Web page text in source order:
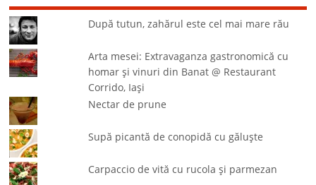
După tutun, zahărul este cel mai mare rău
Arta mesei: Extravaganza gastronomică cu
homar şi vinuri din Banat @ Restaurant
Corrido, Iaşi
Nectar de prune
Supă picantă de conopidă cu găluşte
Carpaccio de vită cu rucola şi parmezan